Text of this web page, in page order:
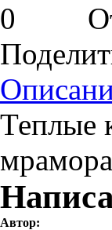
Теплые
Автор: